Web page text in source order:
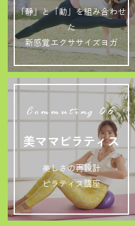
「静」と「動」を組み合わせ
た
新感覚エクササイズヨガ
Commuting 06
美ママピラティス
美しさの再設計
ピラティス講座